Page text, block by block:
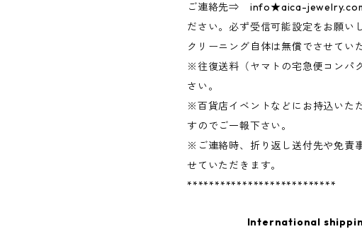
ご連絡先⇒ info★aica-jewelry.com
ださい。必ず受信可能設定をお願い
クリーニング自体は無償でさせてい
※往復送料（ヤマトの宅急便コンパ
さい。
※百貨店イベントなどにお持込いた
すのでご一報下さい。
※ご連絡時、折り返し送付先や免責
せていただきます。
***************************
International